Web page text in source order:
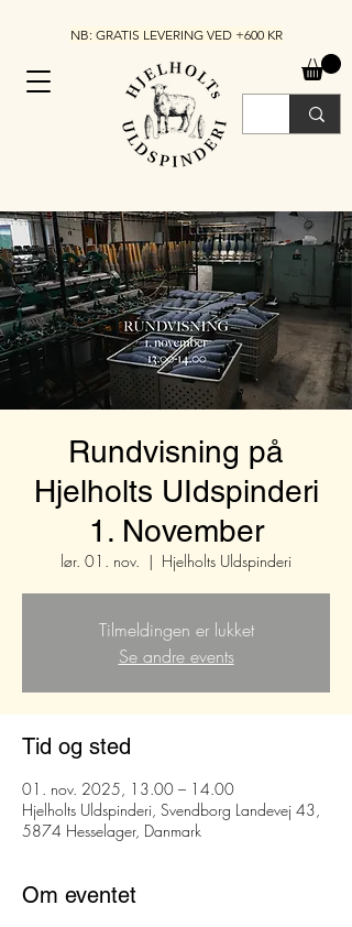
NB: GRATIS LEVERING VED +600 KR
Rundvisning på
Hjelholts UIdspinderi
1. November
lør. 01. nov.
  |
Hjelholts Uldspinderi
Tilmeldingen er lukket
Se andre events
Tid og sted
01. nov. 2025, 13.00 – 14.00
Hjelholts Uldspinderi, Svendborg Landevej 43,
5874 Hesselager, Danmark
Om eventet